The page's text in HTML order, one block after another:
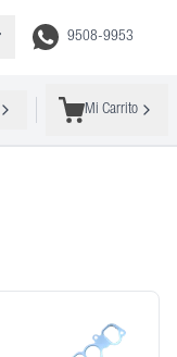
9508-9953
Mi Carrito